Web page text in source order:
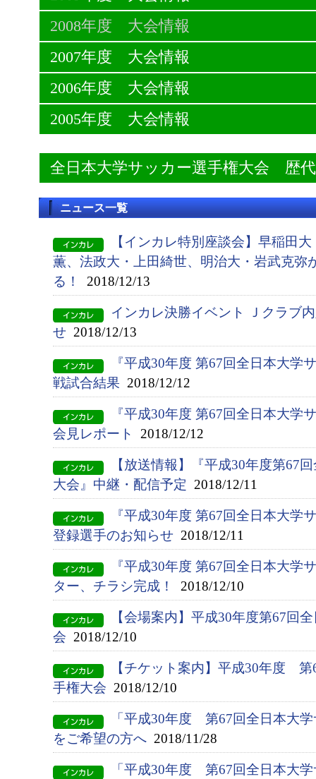
2008年度 大会情報
2007年度 大会情報
2006年度 大会情報
2005年度 大会情報
全日本大学サッカー選手権大会 歴
ニュース一覧
【インカレ特別座談会】早稲田
薫、法政大・上田綺世、明治大・岩武克弥
る！
2018/12/13
インカレ決勝イベント Ｊクラブ
せ 2018/12/13
『平成30年度 第67回全日本大
戦試合結果 2018/12/12
『平成30年度 第67回全日本大学
会見レポート
2018/12/12
【放送情報】『平成30年度第67
大会』中継・配信予定 2018/12/11
『平成30年度 第67回全日本大学
登録選手のお知らせ 2018/12/11
『平成30年度 第67回全日本大学
ター、チラシ完成！
2018/12/10
【会場案内】平成30年度第67回
会 2018/12/10
【チケット案内】平成30年度
手権大会 2018/12/10
「平成30年度 第67回全日本大
をご希望の方へ 2018/11/28
「平成30年度 第67回全日本大